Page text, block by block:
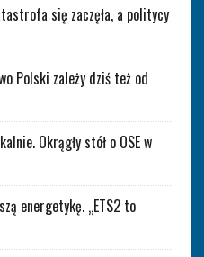
się zaczęła, a politycy
Polski zależy dziś też od
Okrągły stół o OSE w
energetykę. „ETS2 to